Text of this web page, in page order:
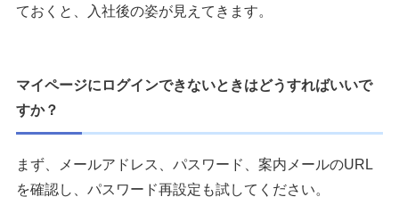
ておくと、入社後の姿が見えてきます。
マイページにログインできないときはどうすればいいで
すか？
まず、メールアドレス、パスワード、案内メールのURL
を確認し、パスワード再設定も試してください。